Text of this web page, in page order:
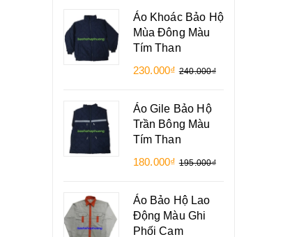
Áo Khoác Bảo Hộ
Mùa Đông Màu
Tím Than
230.000₫ 240.000₫
Áo Gile Bảo Hộ
Trần Bông Màu
Tím Than
180.000₫ 195.000₫
Áo Bảo Hộ Lao
Động Màu Ghi
Phối Cam